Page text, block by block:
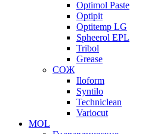
Optimol Paste
Optipit
Optitemp LG
Spheerol EPL
Tribol
Grease
СОЖ
Iloform
Syntilo
Techniclean
Variocut
MOL